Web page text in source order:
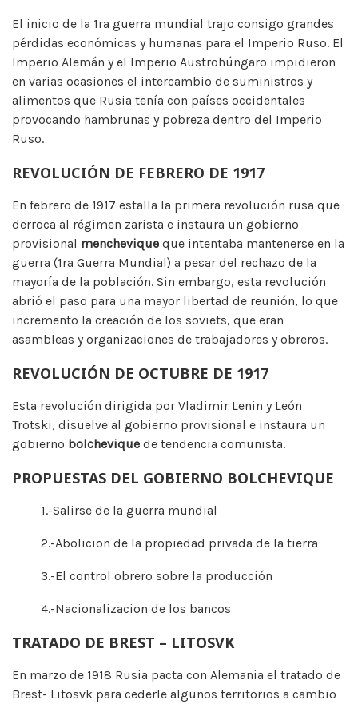
El inicio de la 1ra guerra mundial trajo consigo grandes
pérdidas económicas y humanas para el Imperio Ruso. El
Imperio Alemán y el Imperio Austrohúngaro impidieron
en varias ocasiones el intercambio de suministros y
alimentos que Rusia tenía con países occidentales
provocando hambrunas y pobreza dentro del Imperio
Ruso.
REVOLUCIÓN DE FEBRERO DE 1917
En febrero de 1917 estalla la primera revolución rusa que
derroca al régimen zarista e instaura un gobierno
provisional menchevique que intentaba mantenerse en la
guerra (1ra Guerra Mundial) a pesar del rechazo de la
mayoría de la población. Sin embargo, esta revolución
abrió el paso para una mayor libertad de reunión, lo que
incremento la creación de los soviets, que eran
asambleas y organizaciones de trabajadores y obreros.
REVOLUCIÓN DE OCTUBRE DE 1917
Esta revolución dirigida por Vladimir Lenin y León
Trotski, disuelve al gobierno provisional e instaura un
gobierno bolchevique de tendencia comunista.
PROPUESTAS DEL GOBIERNO BOLCHEVIQUE
1.-Salirse de la guerra mundial
2.-Abolicion de la propiedad privada de la tierra
3.-El control obrero sobre la producción
4.-Nacionalizacion de los bancos
TRATADO DE BREST – LITOSVK
En marzo de 1918 Rusia pacta con Alemania el tratado de
Brest- Litosvk para cederle algunos territorios a cambio